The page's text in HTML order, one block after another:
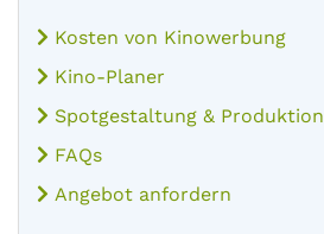
Kosten von Kinowerbung
Kino-Planer
Spotgestaltung & Produktion
FAQs
Angebot anfordern